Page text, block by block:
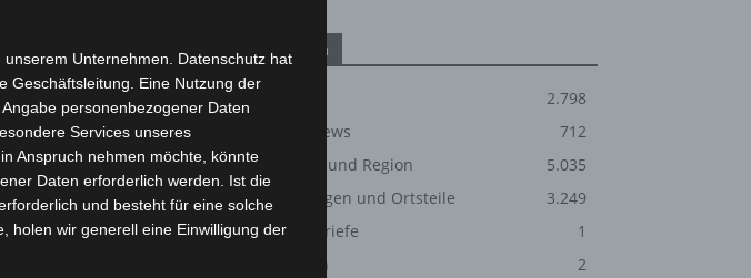
mit der
arbeiten
zu
über 372.000
und bietet einen
in den digitalen
Kategorien
2.798
Corona-News
712
Hannover und Region
5.035
Langenhagen und Ortsteile
3.249
Leserbriefe
1
Menschen
2
Unternehmen. Datenschutz hat
Geschäftsleitung. Eine Nutzung der
personenbezogener Daten
Services unseres
Anspruch nehmen möchte, könnte
Daten erforderlich werden. Ist die
und besteht für eine solche
holen wir generell eine Einwilligung der